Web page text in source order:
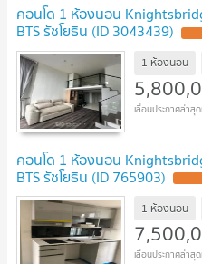
คอนโด 1 ห้องนอน
BTS รัชโยธิน (ID 3043439)
1 ห้องนอน
คอนโด 1 ห้องนอน
BTS รัชโยธิน (ID 765903)
1 ห้องนอน